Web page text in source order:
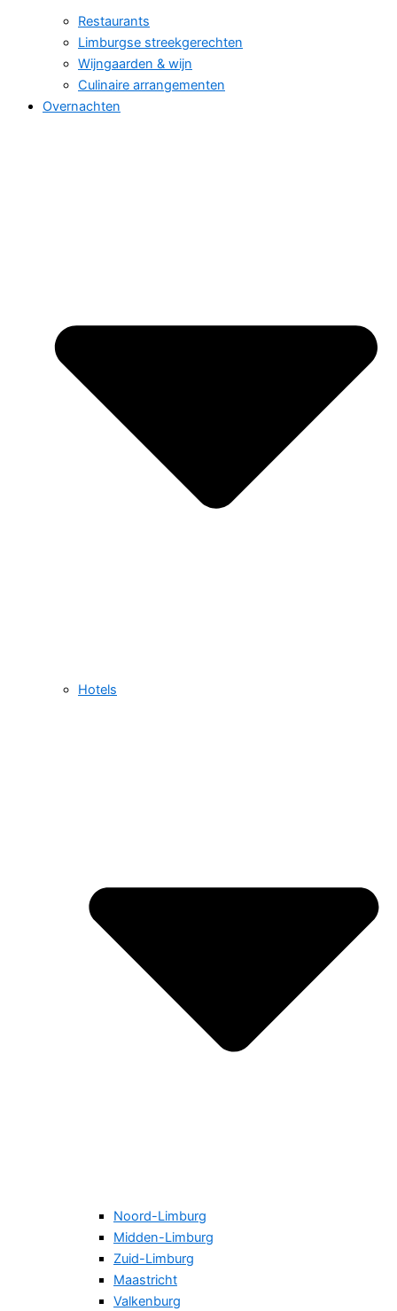
Restaurants
Limburgse streekgerechten
Wijngaarden & wijn
Culinaire arrangementen
Overnachten
Hotels
Noord-Limburg
Midden-Limburg
Zuid-Limburg
Maastricht
Valkenburg